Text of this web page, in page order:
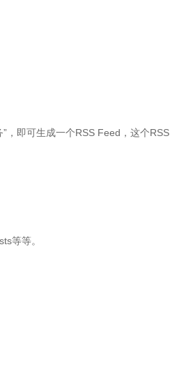
，即可生成一个RSS Feed，这个RSS
等等。